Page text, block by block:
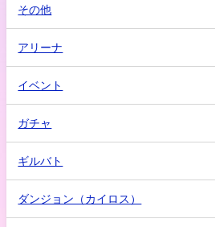
その他
アリーナ
イベント
ガチャ
ギルバト
ダンジョン（カイロス）